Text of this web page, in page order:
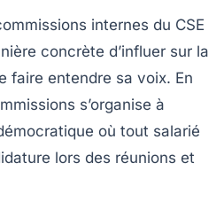
internes du CSE
concrète d’influer sur la
faire entendre sa voix. En
s’organise à
où tout salarié
lors des réunions et